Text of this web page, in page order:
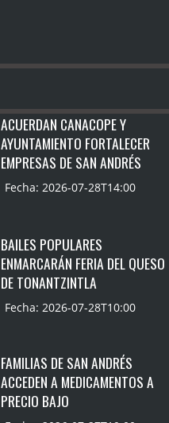
ACUERDAN CANACOPE Y
AYUNTAMIENTO FORTALECER
EMPRESAS DE SAN ANDRÉS
Fecha: 2026-07-28T14:00
BAILES POPULARES
ENMARCARÁN FERIA DEL QUESO
DE TONANTZINTLA
Fecha: 2026-07-28T10:00
FAMILIAS DE SAN ANDRÉS
ACCEDEN A MEDICAMENTOS A
PRECIO BAJO